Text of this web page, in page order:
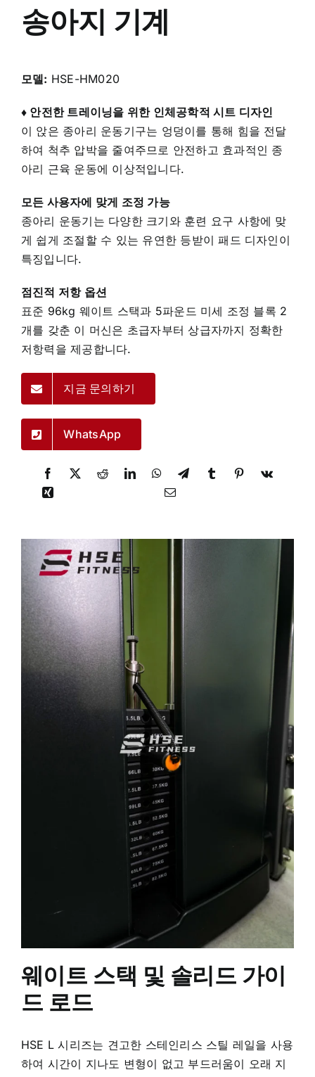
송아지 기계
모델: HSE-HM020
♦ 안전한 트레이닝을 위한 인체공학적 시트 디자인
이 앉은 종아리 운동기구는 엉덩이를 통해 힘을 전달
하여 척추 압박을 줄여주므로 안전하고 효과적인 종
아리 근육 운동에 이상적입니다.
모든 사용자에 맞게 조정 가능
종아리 운동기는 다양한 크기와 훈련 요구 사항에 맞
게 쉽게 조절할 수 있는 유연한 등받이 패드 디자인이
특징입니다.
점진적 저항 옵션
표준 96kg 웨이트 스택과 5파운드 미세 조정 블록 2
개를 갖춘 이 머신은 초급자부터 상급자까지 정확한
저항력을 제공합니다.
지금 문의하기
WhatsApp
웨이트 스택 및 솔리드 가이
드 로드
HSE L 시리즈는 견고한 스테인리스 스틸 레일을 사용
하여 시간이 지나도 변형이 없고 부드러움이 오래 지